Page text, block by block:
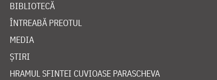
BIBLIOTECĂ
ÎNTREABĂ PREOTUL
MEDIA
ȘTIRI
HRAMUL SFINTEI CUVIOASE PARASCHEVA